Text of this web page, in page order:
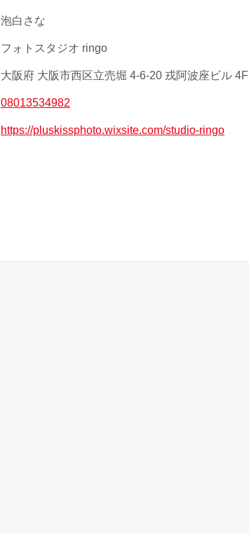
泡白さな
フォトスタジオ ringo
大阪府 大阪市西区立売堀 4‐6‐20 戎阿波座ビル 4F
08013534982
https://pluskissphoto.wixsite.com/studio-ringo